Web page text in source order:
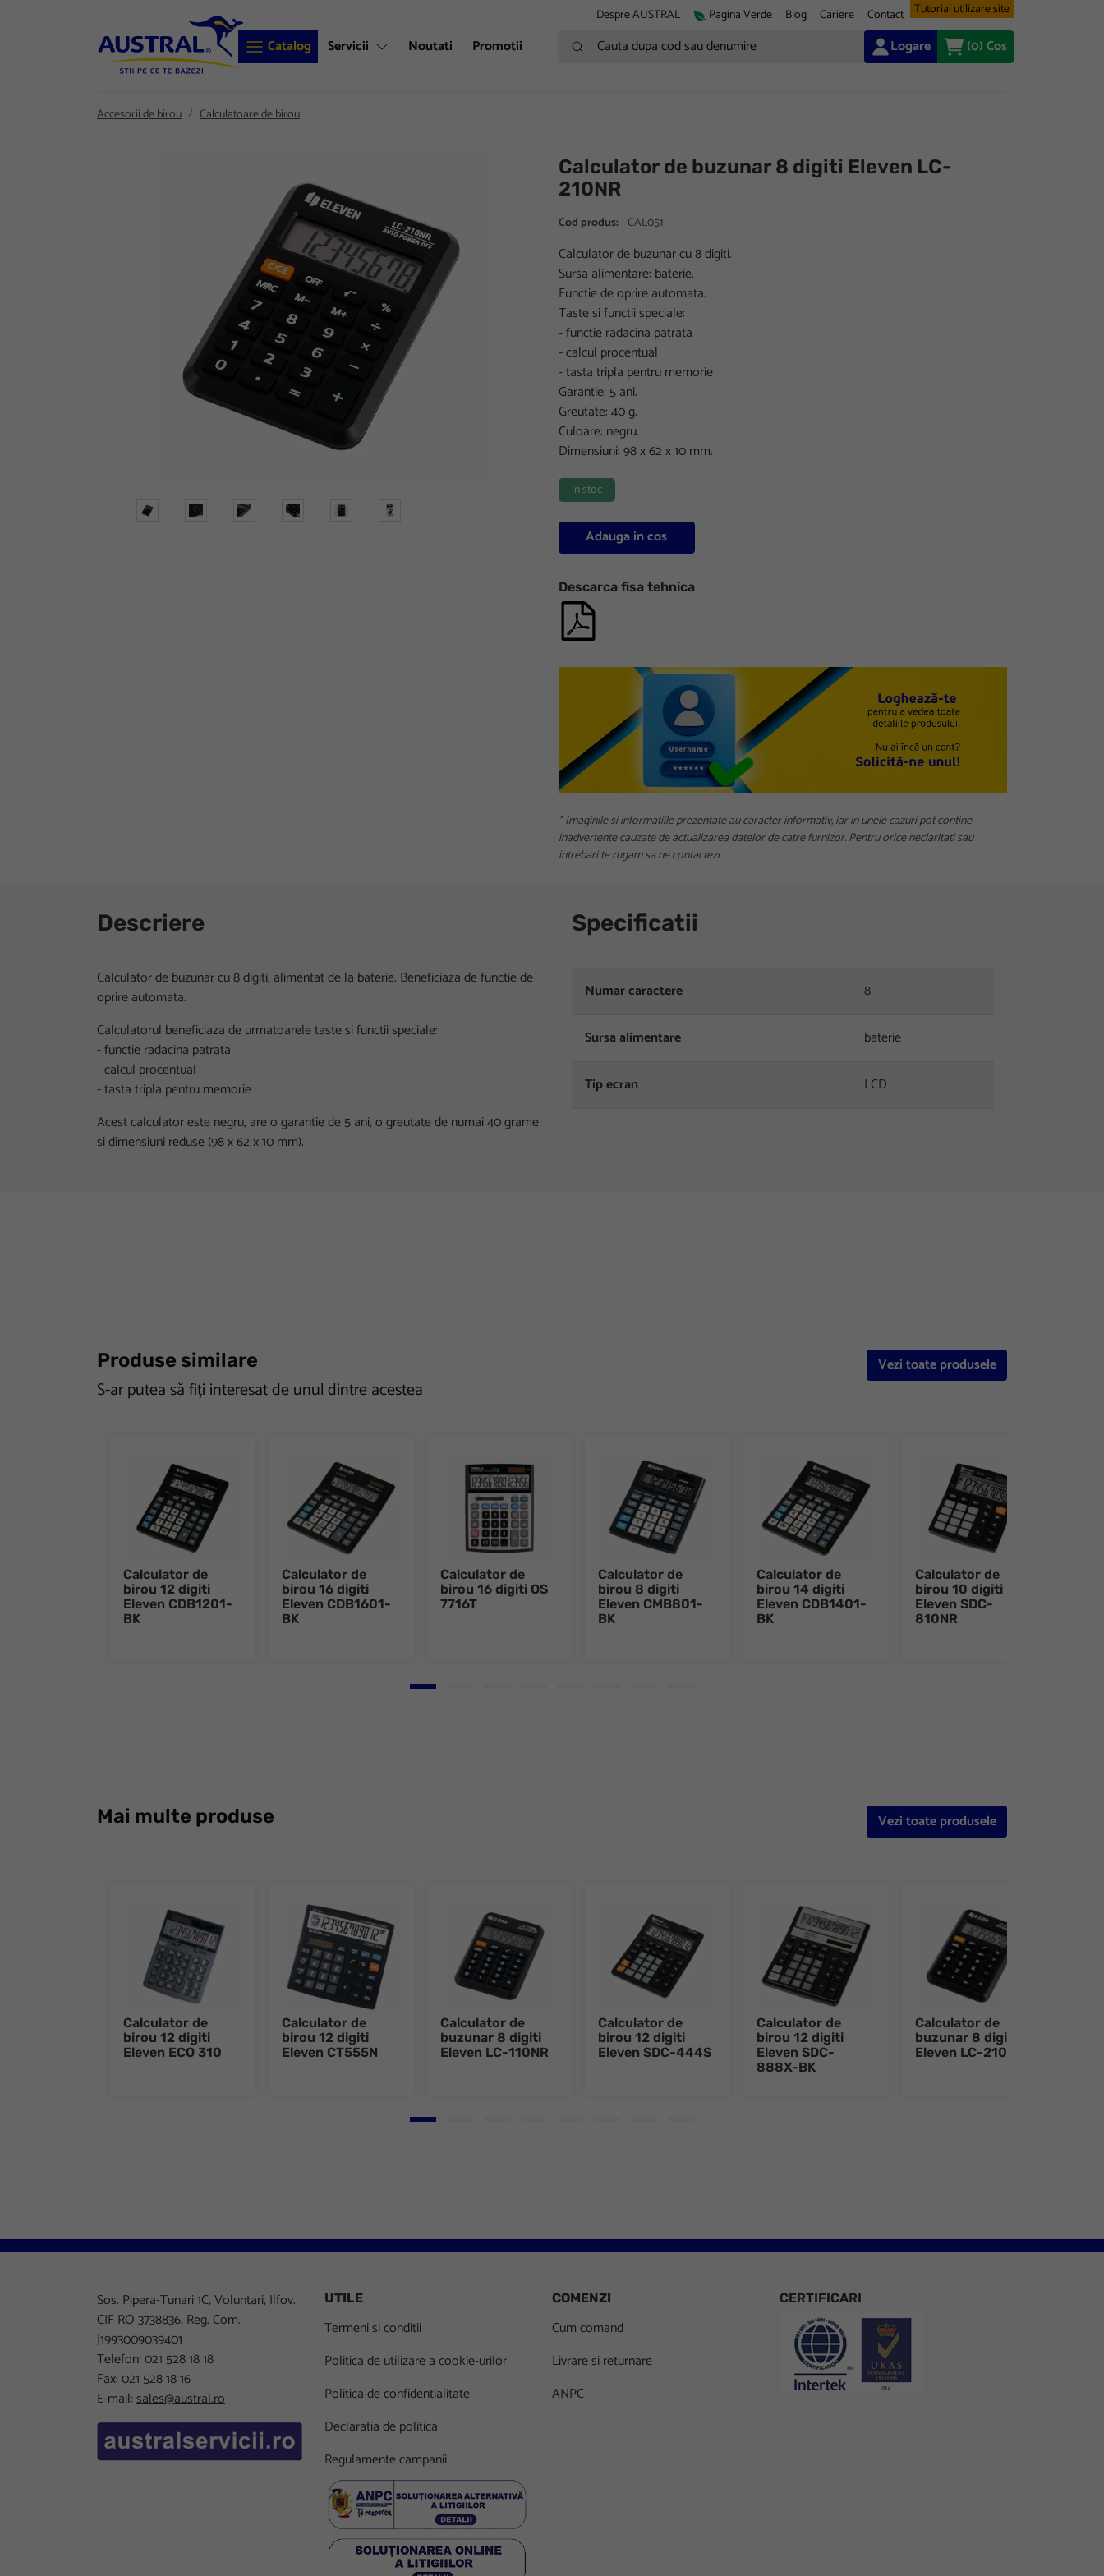
Despre AUSTRAL Pagina Verde Blog Cariere Contact Tutorial utilizare site
Catalog Servicii Noutati Promotii Cauta dupa cod sau denumire Logare (0)Cos
Accesorii de birou Calculatoare de birou
Calculator de buzunar 8 digiti Eleven LC-
210NR
Cod produs: CAL051
Calculator de buzunar cu 8 digiti.
Sursa alimentare: baterie.
Functie de oprire automata.
Taste si functii speciale:
- functie radacina patrata
- calcul procentual
- tasta tripla pentru memorie
Garantie: 5 ani.
Greutate: 40 g.
Culoare: negru.
Dimensiuni: 98 x 62 x 10 mm.
in stoc
Adauga in cos
Descarca fisa tehnica
* Imaginile si informatiile prezentate au caracter informativ, iar in unele cazuri pot contine
inadvertente cauzate de actualizarea datelor de catre furnizor. Pentru orice neclaritati sau
intrebari te rugam sa ne contactezi.
Descriere
Calculator de buzunar cu 8 digiti, alimentat de la baterie. Beneficiaza de functie de
oprire automata.
Calculatorul beneficiaza de urmatoarele taste si functii speciale:
- functie radacina patrata
- calcul procentual
- tasta tripla pentru memorie
Acest calculator este negru, are o garantie de 5 ani, o greutate de numai 40 grame
si dimensiuni reduse (98 x 62 x 10 mm).
Specificatii
Numar caractere 8
Sursa alimentare baterie
Tip ecran LCD
Produse similare
S-ar putea să fiți interesat de unul dintre acestea
Vezi toate produsele
Calculator de
birou 12 digiti
Eleven CDB1201-
BK
Calculator de
birou 16 digiti
Eleven CDB1601-
BK
Calculator de
birou 16 digiti OS
7716T
Calculator de
birou 8 digiti
Eleven CMB801-
BK
Calculator de
birou 14 digiti
Eleven CDB1401-
BK
Calculator de
birou 10 digiti
Eleven SDC-
810NR
Go to slide 1
Mai multe produse Vezi toate produsele
Calculator de
birou 12 digiti
Eleven ECO 310
Calculator de
birou 12 digiti
Eleven CT555N
Calculator de
buzunar 8 digiti
Eleven LC-110NR
Calculator de
birou 12 digiti
Eleven SDC-444S
Calculator de
birou 12 digiti
Eleven SDC-
888X-BK
Calculator de
buzunar 8 digiti
Eleven LC-210NR
Go to slide 1
Sos. Pipera-Tunari 1C, Voluntari, Ilfov.
CIF RO 3738836, Reg. Com.
J1993009039401
Telefon: 021 528 18 18
Fax: 021 528 18 16
E-mail:sales@austral.ro
UTILE
Termeni si conditii
Politica de utilizare a cookie-urilor
Politica de confidentialitate
Declaratia de politica
Regulamente campanii
COMENZI
Cum comand
Livrare si returnare
ANPC
CERTIFICARI